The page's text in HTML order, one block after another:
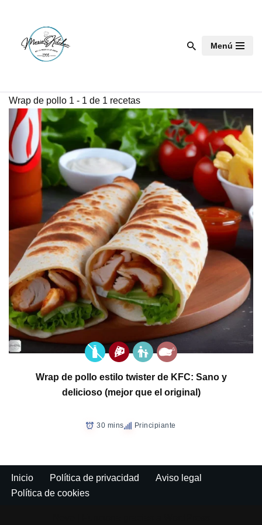
Saltar
contenido
Menú
Wrap de pollo 1 - 1 de 1 recetas
Wrap de pollo estilo twister de KFC: Sano y
delicioso (mejor que el original)
30 mins Principiante
Inicio Política de privacidad
Aviso legal
Política de cookies